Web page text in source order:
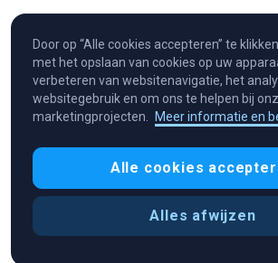
Cryptocurrency in Every Wallet™
Door op “Alle cookies accepteren” te
met het opslaan van cookies op uw
verbeteren van websitenavigatie, het
websitegebruik en om ons te helpen bij
marketingprojecten.
Meer informatie en
Alle cookies
Alles afwijzen